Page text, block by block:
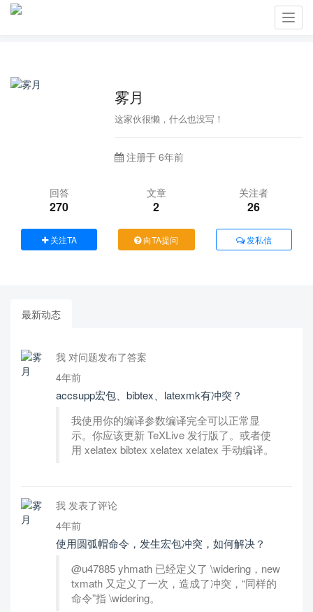
雾月
这家伙很懒，什么也没写！
注册于 6年前
回答
270
文章
2
关注者
26
关注TA 向TA提问 发私信
最新动态
我 对问题发布了答案
4年前
accsupp宏包、bibtex、latexmk有冲突？
我使用你的编译参数编译完全可以正常显
示。你应该更新 TeXLive 发行版了。或者使
用 xelatex bibtex xelatex xelatex 手动编译。
我 发表了评论
4年前
使用圆弧帽命令，发生宏包冲突，如何解决？
@u47885 yhmath 已经定义了 \widering，new
txmath 又定义了一次，造成了冲突，“同样的
命令”指 \widering。